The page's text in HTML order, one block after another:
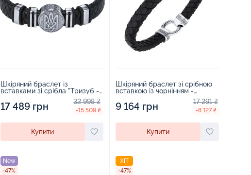
Шкіряний браслет із
вставками зі срібла "Тризуб -
Герб України" - 1823367
17 489 грн 32 998 ₴
-15 509 ₴
Купити
Шкіряний браслет зі срібною
вставкою із чорнінням -
9 164 грн 17 291 ₴
-8 127 ₴
Купити
New
-47%
ХІТ
-47%